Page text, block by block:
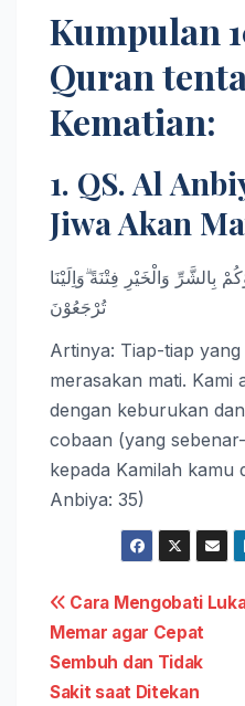
Kumpulan
Quran
Kematian:
1. QS. Al
Jiwa Akan
وَالْخَيْرِ فِتْنَةً ۗوَاِلَيْنَا
تُرْجَعُوْنَ
Artinya: Tiap-tiap
merasakan mati. Kami
dengan keburukan
cobaan (yang
kepada Kamilah kamu
Anbiya: 35)
Navigasi
pos
Cara Mengobati
Memar agar Cepat
Sembuh dan Tidak
Sakit saat Ditekan